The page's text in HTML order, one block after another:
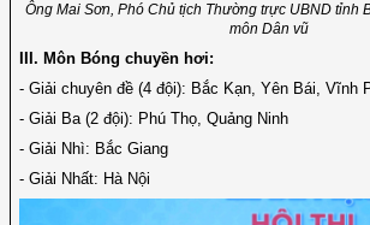
Ông Mai Sơn, Phó Chủ tịch Thường trực UBND tỉnh
môn Dân vũ
III. Môn Bóng chuyền hơi:
- Giải chuyên đề (4 đội): Bắc Kạn, Yên Bái, Vĩnh
- Giải Ba (2 đội): Phú Thọ, Quảng Ninh
- Giải Nhì: Bắc Giang
- Giải Nhất: Hà Nội